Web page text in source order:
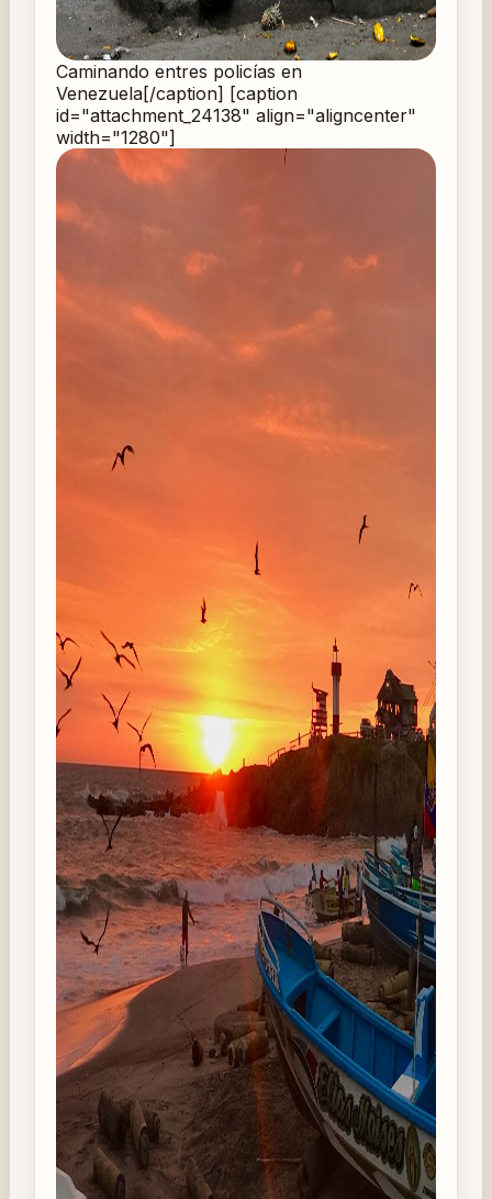
Caminando entres policías en
Venezuela[/caption] [caption
id="attachment_24138" align="aligncenter"
width="1280"]